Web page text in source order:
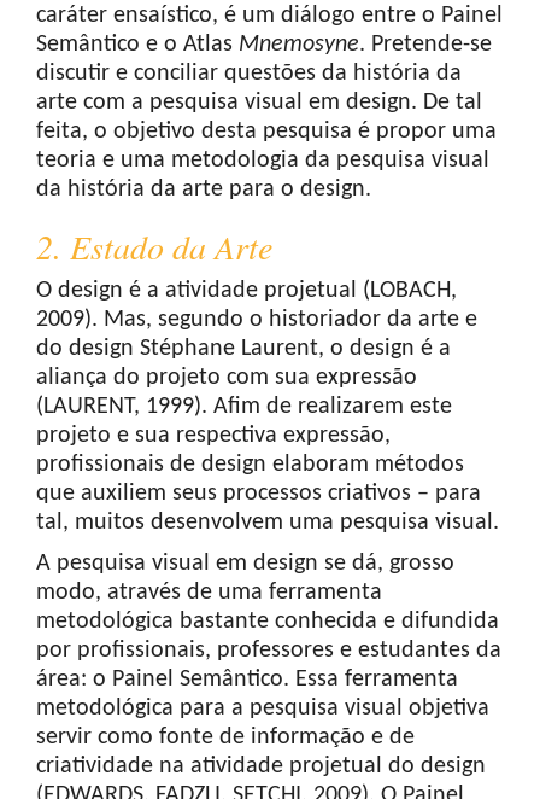
caráter ensaístico, é um diálogo entre o Painel
Semântico e o Atlas Mnemosyne. Pretende-se
discutir e conciliar questões da história da
arte com a pesquisa visual em design. De tal
feita, o objetivo desta pesquisa é propor uma
teoria e uma metodologia da pesquisa visual
da história da arte para o design.
2. Estado da Arte
O design é a atividade projetual (LOBACH,
2009). Mas, segundo o historiador da arte e
do design Stéphane Laurent, o design é a
aliança do projeto com sua expressão
(LAURENT, 1999). Afim de realizarem este
projeto e sua respectiva expressão,
profissionais de design elaboram métodos
que auxiliem seus processos criativos – para
tal, muitos desenvolvem uma pesquisa visual.
A pesquisa visual em design se dá, grosso
modo, através de uma ferramenta
metodológica bastante conhecida e difundida
por profissionais, professores e estudantes da
área: o Painel Semântico. Essa ferramenta
metodológica para a pesquisa visual objetiva
servir como fonte de informação e de
criatividade na atividade projetual do design